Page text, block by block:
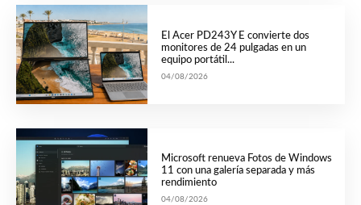
El Acer PD243Y E convierte dos
monitores de 24 pulgadas en un
equipo portátil...
04/08/2026
Microsoft renueva Fotos de Windows
11 con una galería separada y más
rendimiento
04/08/2026